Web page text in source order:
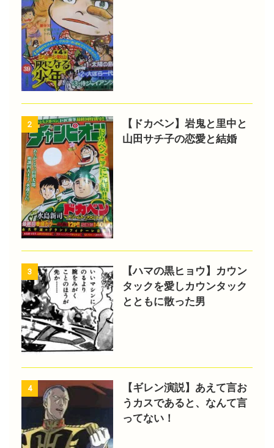
2
【ドカベン】岩鬼と里中と
山田サチ子の恋愛と結婚
3
【ハマの黒ヒョウ】カウン
タックを愛しカウンタック
とともに散った男
4
【ギレン演説】あえて言お
うカスであると、なんて言
ってない！